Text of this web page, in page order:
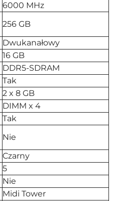
6000 MHz
256 GB
Dwukanałowy
16 GB
DDR5-SDRAM
Tak
2 x 8 GB
DIMM x 4
Tak
Nie
Czarny
5
Nie
Midi Tower